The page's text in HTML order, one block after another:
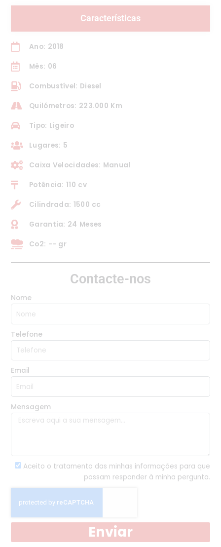
Características
Ano: 2018
Mês: 06
Combustível: Diesel
Quilómetros: 223.000 Km
Tipo: Ligeiro
Lugares: 5
Caixa Velocidades: Manual
Potência: 110 cv
Cilindrada: 1500 cc
Garantia: 24 Meses
Co2: -- gr
Contacte-nos
Nome
Telefone
Email
Mensagem
Aceito o tratamento das minhas informações para que
possam responder à minha pergunta.
Enviar